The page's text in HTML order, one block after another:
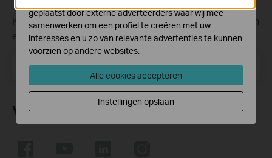
Krijg updates over nieuwe producten, samenwerkingen
en ander interessant nieuws
Email Address Meld je aan
Volg Ons
geplaatst door externe adverteerders waar wij mee
samenwerken om een profiel te creëren met uw
interesses en u zo van relevante advertenties te kunnen
voorzien op andere websites.
Alle cookies accepteren
Instellingen opslaan